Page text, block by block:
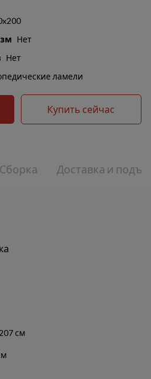
Нет
Нет
ламели
Купить сейчас
Сборка Доставка и
см